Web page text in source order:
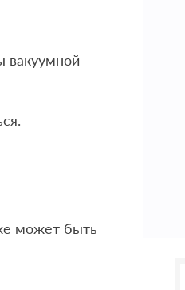
вакуумной
может быть